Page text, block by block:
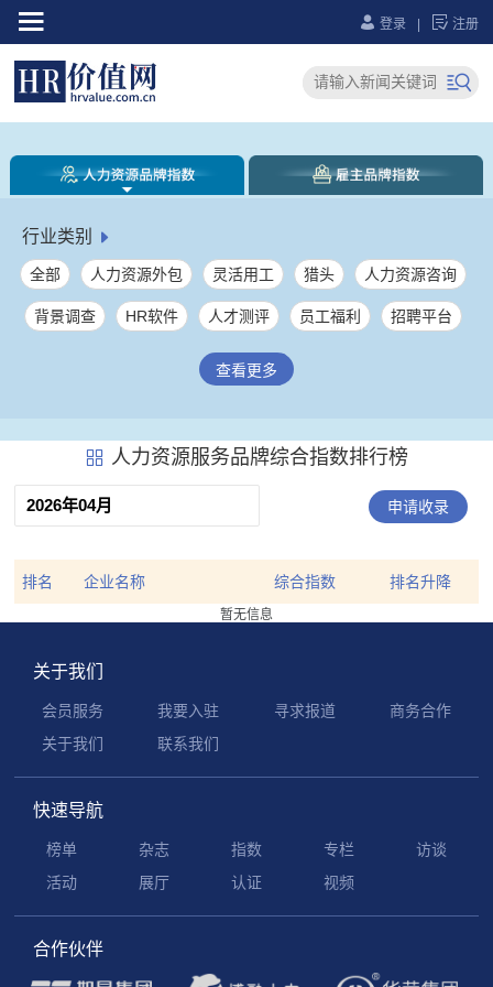
  登录  注册

行业类别 
全部 人力资源外包 灵活用工 猎头 人力资源咨询
背景调查 HR软件 人才测评 员工福利 招聘平台
社保服务 员工健康服务
企业培训 其它
查看更多
 人力资源服务品牌综合指数排行榜
申请收录
排名 企业名称 综合指数 排名升降
暂无信息
关于我们
会员服务 我要入驻 寻求报道
商务合作
关于我们
联系我们
快速导航
榜单 杂志 指数 专栏
访谈
活动
展厅 认证 视频
合作伙伴